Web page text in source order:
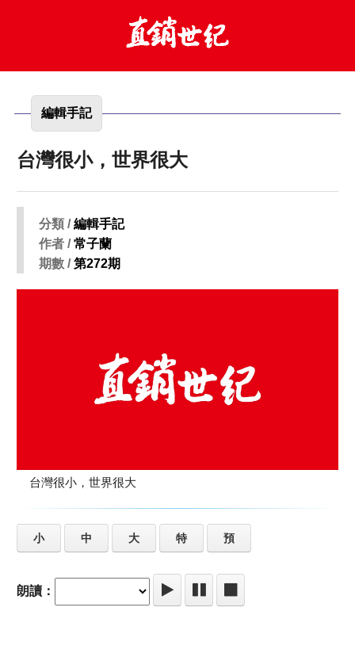
編輯手記
台灣很小，世界很大
分類 /編輯手記
作者 /常子蘭
期數 /第272期
台灣很小，世界很大
小 中 大 特 預
朗讀：